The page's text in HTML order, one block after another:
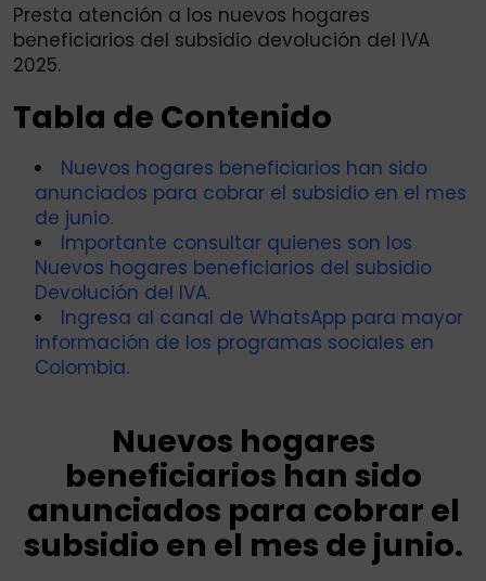
Presta atención a los nuevos hogares
beneficiarios del subsidio devolución del IVA
2025.
Tabla de Contenido
Nuevos hogares beneficiarios han sido
anunciados para cobrar el subsidio en el mes
de junio.
Importante consultar quienes son los
Nuevos hogares beneficiarios del subsidio
Devolución del IVA.
Ingresa al canal de WhatsApp para mayor
información de los programas sociales en
Colombia.
Nuevos hogares
beneficiarios han sido
anunciados para cobrar el
subsidio en el mes de junio.